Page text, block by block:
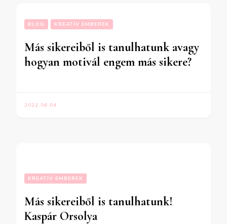
BLOG KREATÍV EMBEREK
Más sikereiből is tanulhatunk avagy
hogyan motivál engem más sikere?
2022.06.04.
KREATÍV EMBEREK
Más sikereiből is tanulhatunk!
Kaspár Orsolya